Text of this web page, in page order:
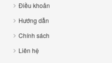
Điều khoản
Hướng dẫn
Chính sách
Liên hệ